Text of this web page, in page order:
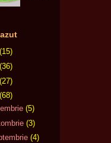
(15)
(36)
(27)
(68)
(5)
(3)
(4)